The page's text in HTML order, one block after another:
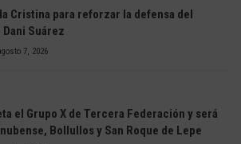
Cristina para reforzar la defensa del
Suárez
7, 2026
el Grupo X de Tercera Federación y será
Bollullos y San Roque de Lepe